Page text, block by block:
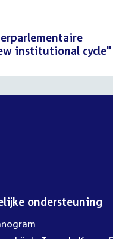
institutional cycle"
ondersteuning